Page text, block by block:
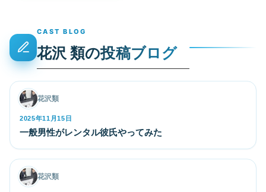
CAST BLOG
花沢 類の投稿ブログ
その他
花沢類
2025年11月15日
一般男性がレンタル彼氏やってみた
花沢類